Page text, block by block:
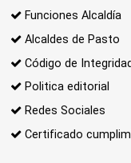
Funciones Alcaldía
Alcaldes de Pasto
Código de Integridad
Politica editorial
Redes Sociales
Certificado